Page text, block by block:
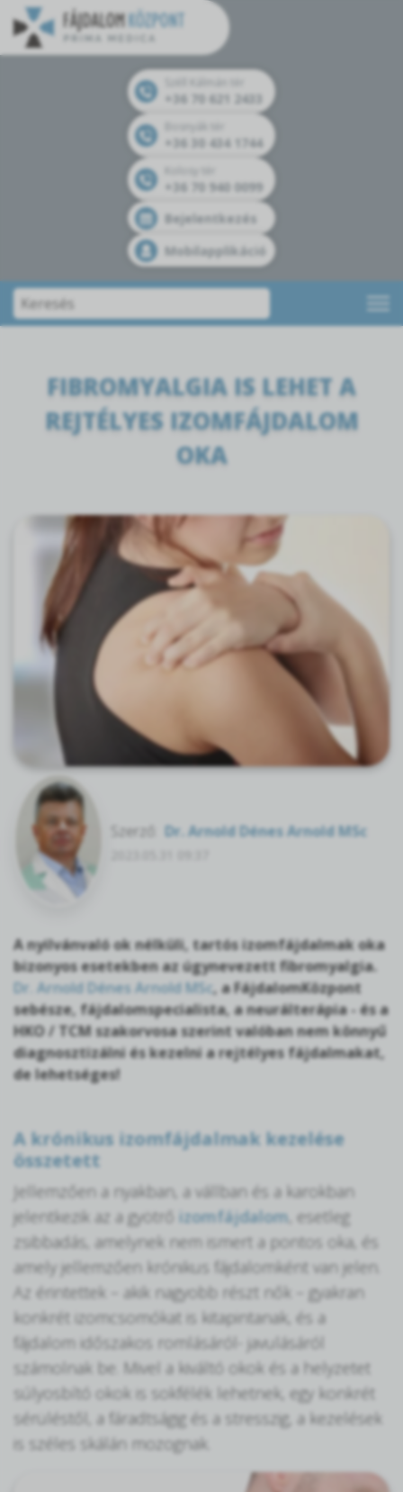
+36 70 621 2433
+36 30 434 1744
+36 70 940 0099
Bejelentkezés
Mobilapplikáció
FIBROMYALGIA IS LEHET A
REJTÉLYES IZOMFÁJDALOM
OKA
Szerző: Dr. Arnold Dénes Arnold MSc
A nyilvánvaló ok nélküli, tartós izomfájdalmak oka
bizonyos esetekben az úgynevezett fibromyalgia.
Dr. Arnold Dénes Arnold MSc, a FájdalomKözpont
sebésze, fájdalomspecialista, a neurálterápia - és a
HKO / TCM szakorvosa szerint valóban nem könnyű
diagnosztizálni és kezelni a rejtélyes fájdalmakat,
de lehetséges!
A krónikus izomfájdalmak kezelése
összetett
Jellemzően a nyakban, a vállban és a karokban
jelentkezik az a gyötrő izomfájdalom , esetleg
zsibbadás, amelynek nem ismert a pontos oka, és
amely jellemzően krónikus fájdalomként van jelen.
Az érintettek – akik nagyobb részt nők – gyakran
konkrét izomcsomókat is kitapintanak, és a
fájdalom időszakos romlásáról- javulásáról
számolnak be. Mivel a kiváltó okok és a helyzetet
súlyosbító okok is sokfélék lehetnek, egy konkrét
sérüléstől, a fáradtságig és a stresszig, a kezelések
is széles skálán mozognak.